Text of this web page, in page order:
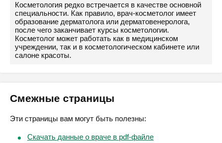
Косметология редко встречается в качестве основной
специальности. Как правило, врач-косметолог имеет
образование дерматолога или дерматовенеролога,
после чего заканчивает курсы косметологии.
Косметолог может работать как в медицинском
учреждении, так и в косметологическом кабинете или
салоне красоты.
Смежные страницы
Эти страницы вам могут быть полезны:
Скачать данные о враче в pdf-файле